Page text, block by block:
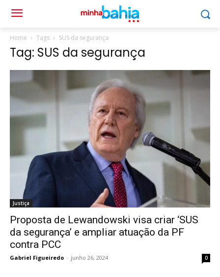
Home Tags SUS da segurança
Tag: SUS da segurança
Justiça
Proposta de Lewandowski visa criar ‘SUS
da segurança’ e ampliar atuação da PF
contra PCC
Gabriel Figueiredo - junho 26, 2024 0